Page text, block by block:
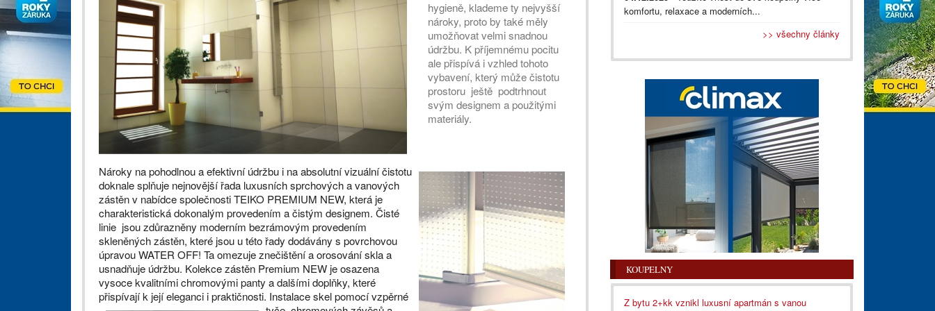
hygieně, klademe ty nejvyšší
nároky, proto by také měly
umožňovat velmi snadnou
údržbu. K příjemnému pocitu
ale přispívá i vzhled tohoto
vybavení, který může čistotu
prostoru ještě podtrhnout
svým designem a použitými
materiály.
Nároky na pohodlnou a efektivní údržbu i na absolutní vizuální čistotu
doknale splňuje nejnovější řada luxusních sprchových a vanových
zástěn v nabídce společnosti TEIKO PREMIUM NEW, která je
charakteristická dokonalým provedením a čistým designem. Čisté
linie jsou zdůrazněny moderním bezrámovým provedením
skleněných zástěn, které jsou u této řady dodávány s povrchovou
úpravou WATER OFF! Ta omezuje znečištění a orosování skla a
usnadňuje údržbu. Kolekce zástěn Premium NEW je osazena
vysoce kvalitními chromovými panty a dalšími doplňky, které
přispívají k její eleganci i praktičnosti. Instalace skel pomocí vzpěrné
komfortu, relaxace a moderních...
>> všechny články
KOUPELNY
Z bytu 2+kk vznikl luxusní apartmán s vanou